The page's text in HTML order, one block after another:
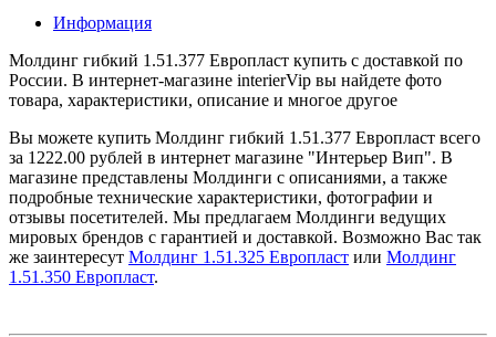
Информация
Молдинг гибкий 1.51.377 Европласт купить с доставкой по
России. В интернет-магазине interierVip вы найдете фото
товара, характеристики, описание и многое другое
Вы можете купить Молдинг гибкий 1.51.377 Европласт всего
за 1222.00 рублей в интернет магазине "Интерьер Вип". В
магазине представлены Молдинги с описаниями, а также
подробные технические характеристики, фотографии и
отзывы посетителей. Мы предлагаем Молдинги ведущих
мировых брендов с гарантией и доставкой. Возможно Вас так
же заинтересут Молдинг 1.51.325 Европласт или Молдинг
1.51.350 Европласт.